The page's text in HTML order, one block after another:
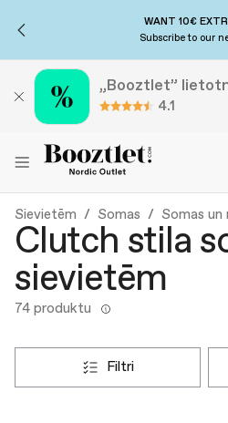
WANT 10€
Subscribe to our
„Booztlet”
4.1
Sievietēm Somas Somas un
Clutch stila
sievietēm
74 produktu
filtri